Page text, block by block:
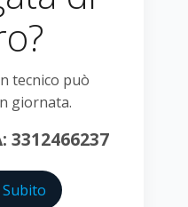
tecnico può
giornata.
3312466237